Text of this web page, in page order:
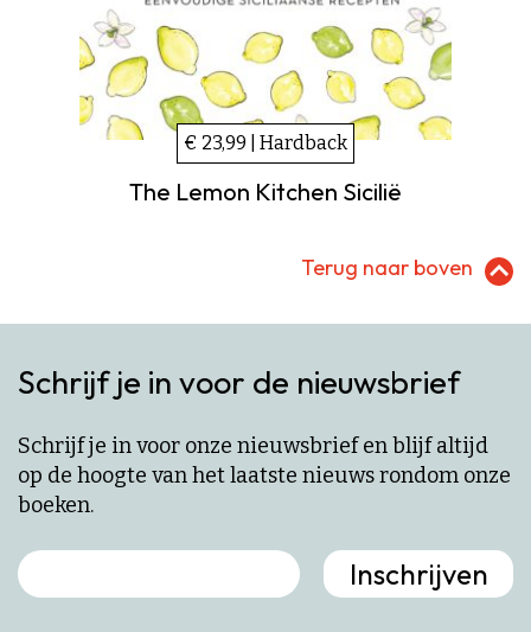
€ 23,99 | Hardback
The Lemon Kitchen Sicilië
Terug naar boven
Schrijf je in voor de nieuwsbrief
Schrijf je in voor onze nieuwsbrief en blijf altijd
op de hoogte van het laatste nieuws rondom onze
boeken.